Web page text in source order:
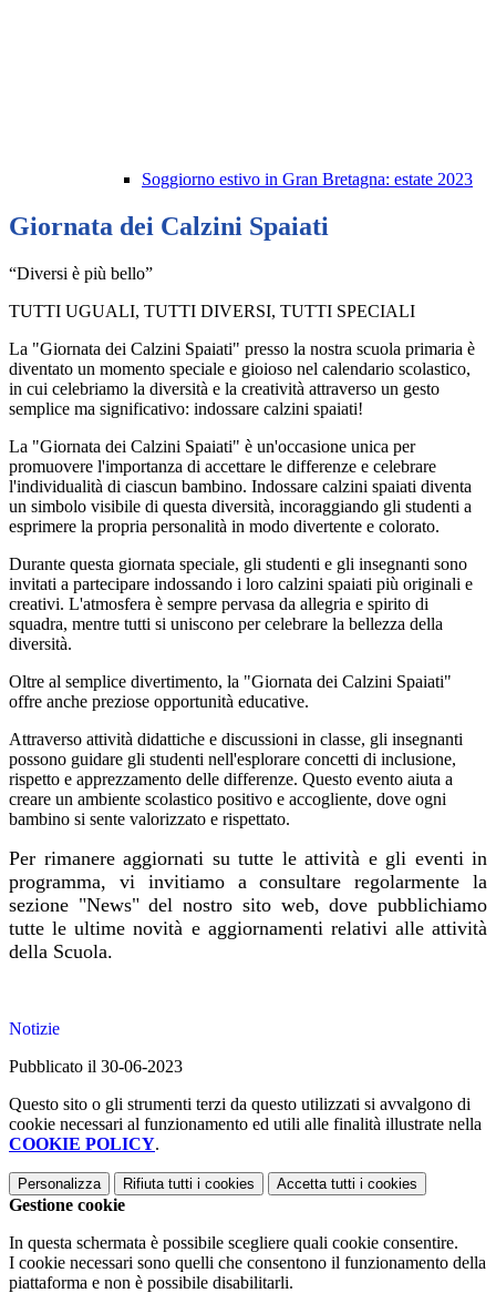
Soggiorno estivo in Gran Bretagna: estate 2023
Giornata dei Calzini Spaiati
“Diversi è più bello”
TUTTI UGUALI, TUTTI DIVERSI, TUTTI SPECIALI
La "Giornata dei Calzini Spaiati" presso la nostra scuola primaria è
diventato un momento speciale e gioioso nel calendario scolastico,
in cui celebriamo la diversità e la creatività attraverso un gesto
semplice ma significativo: indossare calzini spaiati!
La "Giornata dei Calzini Spaiati" è un'occasione unica per
promuovere l'importanza di accettare le differenze e celebrare
l'individualità di ciascun bambino. Indossare calzini spaiati diventa
un simbolo visibile di questa diversità, incoraggiando gli studenti a
esprimere la propria personalità in modo divertente e colorato.
Durante questa giornata speciale, gli studenti e gli insegnanti sono
invitati a partecipare indossando i loro calzini spaiati più originali e
creativi. L'atmosfera è sempre pervasa da allegria e spirito di
squadra, mentre tutti si uniscono per celebrare la bellezza della
diversità.
Oltre al semplice divertimento, la "Giornata dei Calzini Spaiati"
offre anche preziose opportunità educative.
Attraverso attività didattiche e discussioni in classe, gli insegnanti
possono guidare gli studenti nell'esplorare concetti di inclusione,
rispetto e apprezzamento delle differenze. Questo evento aiuta a
creare un ambiente scolastico positivo e accogliente, dove ogni
bambino si sente valorizzato e rispettato.
Per rimanere aggiornati su tutte le attività e gli eventi in
programma, vi invitiamo a consultare regolarmente la
sezione "News" del nostro sito web, dove pubblichiamo
tutte le ultime novità e aggiornamenti relativi alle attività
della Scuola.
Notizie
Pubblicato il 30-06-2023
Questo sito o gli strumenti terzi da questo utilizzati si avvalgono di
cookie necessari al funzionamento ed utili alle finalità illustrate nella
COOKIE POLICY.
Personalizza Rifiuta tutti i cookies Accetta tutti i cookies
Gestione cookie
In questa schermata è possibile scegliere quali cookie consentire.
I cookie necessari sono quelli che consentono il funzionamento della
piattaforma e non è possibile disabilitarli.